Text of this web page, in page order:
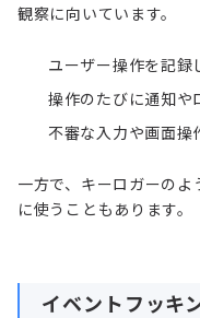
観察に向いています。
ユーザー操作を記録
操作のたびに通知や
不審な入力や画面操
一方で、キーロガーの
に使うこともあります。
イベントフッキ